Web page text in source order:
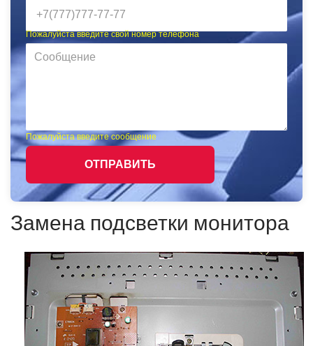
Пожалуйста введите свой номер телефона
Пожалуйста введите сообщение
ОТПРАВИТЬ
Замена подсветки монитора